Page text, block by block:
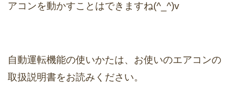
アコンを動かすことはできますね(^_^)v
自動運転機能の使いかたは、お使いのエアコンの
取扱説明書をお読みください。